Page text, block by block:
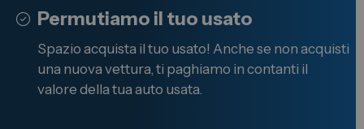
Permutiamo il tuo usato
Spazio acquista il tuo usato! Anche se non acquisti
una nuova vettura, ti paghiamo in contanti il
valore della tua auto usata.